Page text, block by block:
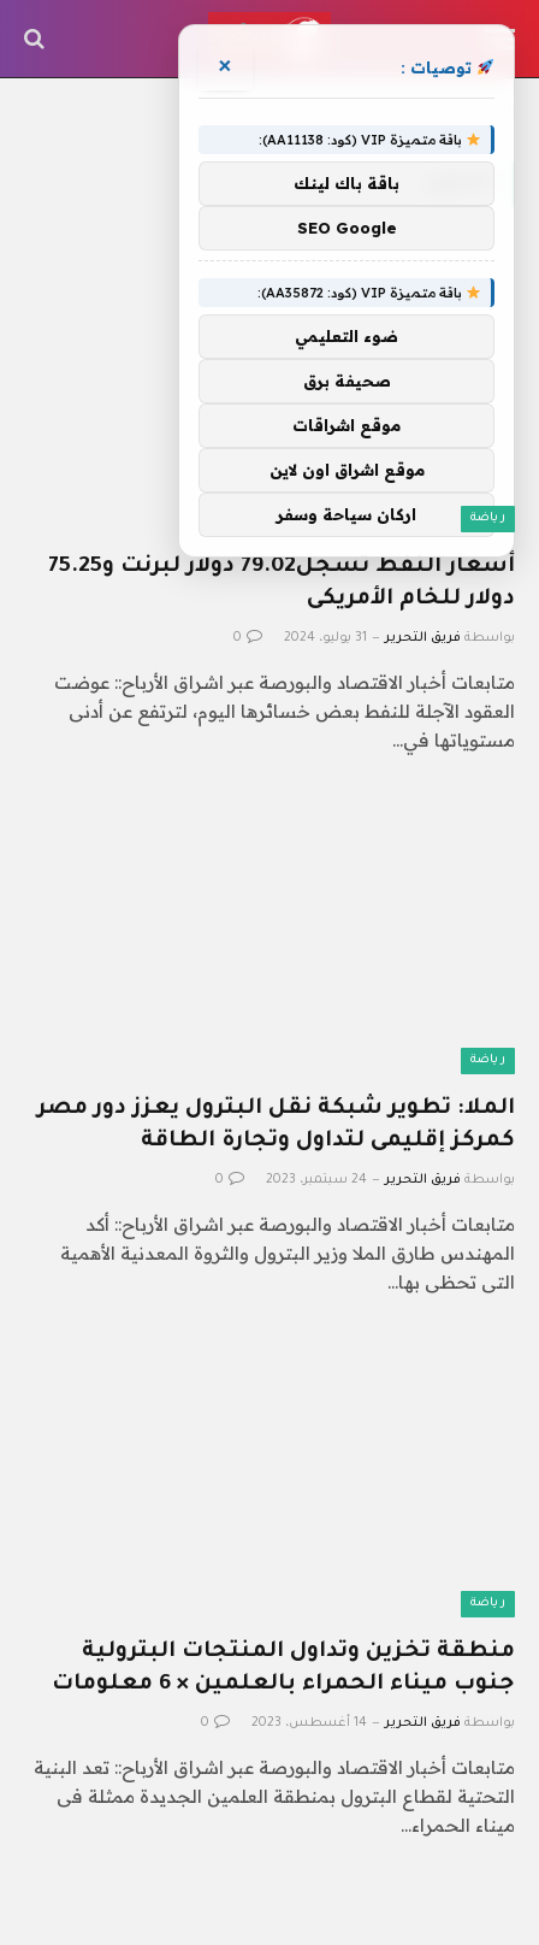
رياضة
أسعار النفط تسجل79.02 دولار لبرنت و75.25
دولار للخام الأمريكى
بواسطة فريق التحرير 31 يوليو، 2024 0
متابعات أخبار الاقتصاد والبورصة عبر اشراق الأرباح:: عوضت
العقود الآجلة للنفط بعض خسائرها اليوم، لترتفع عن أدنى
مستوياتها في…
رياضة
الملا: تطوير شبكة نقل البترول يعزز دور مصر
كمركز إقليمى لتداول وتجارة الطاقة
بواسطة فريق التحرير 24 سبتمبر، 2023 0
متابعات أخبار الاقتصاد والبورصة عبر اشراق الأرباح:: أكد
المهندس طارق الملا وزير البترول والثروة المعدنية الأهمية
التى تحظى بها…
رياضة
منطقة تخزين وتداول المنتجات البترولية
جنوب ميناء الحمراء بالعلمين × 6 معلومات
بواسطة فريق التحرير 14 أغسطس، 2023 0
متابعات أخبار الاقتصاد والبورصة عبر اشراق الأرباح:: تعد البنية
التحتية لقطاع البترول بمنطقة العلمين الجديدة ممثلة فى
ميناء الحمراء…
توصيات : ×
باقة متميزة VIP (كود: AA11138):
باقة باك لينك
SEO Google
باقة متميزة VIP (كود: AA35872):
ضوء التعليمي
صحيفة برق
موقع اشراقات
موقع اشراق اون لاين
اركان سياحة وسفر